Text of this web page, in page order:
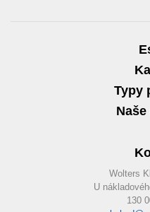
Typy
Wolters
U
130